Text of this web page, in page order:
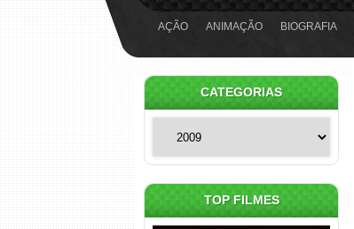
AÇÃO ANIMAÇÃO BIOGRAFIA
CATEGORIAS
TOP FILMES